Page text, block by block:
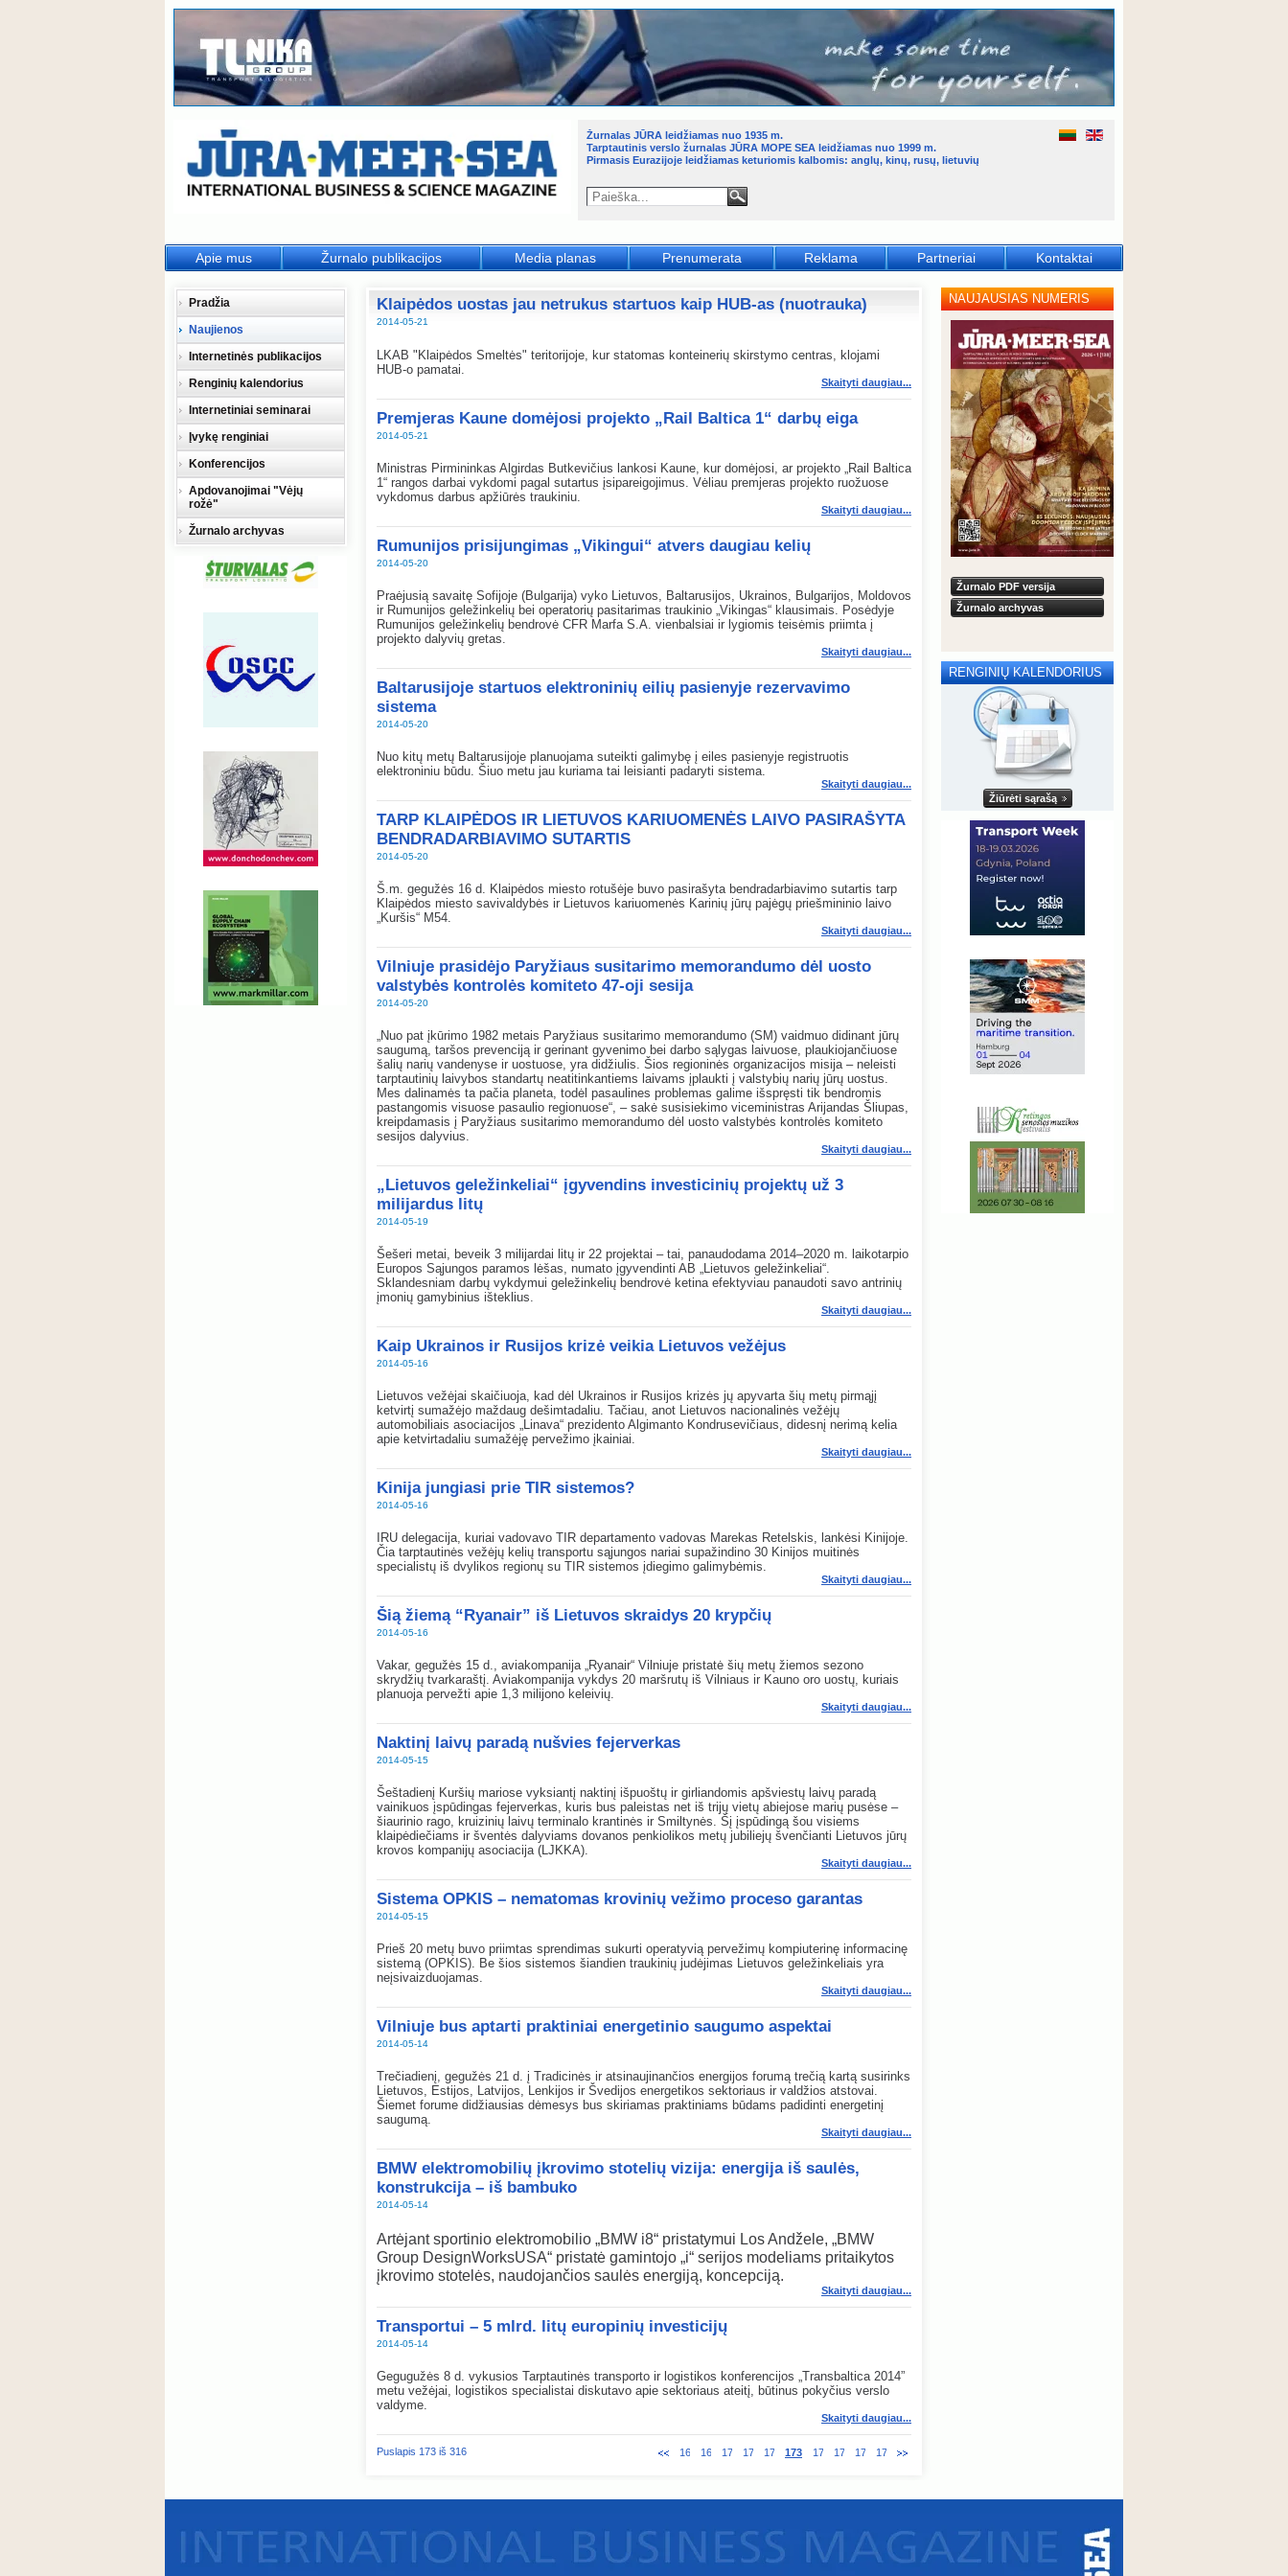
Klaipėdos uostas jau netrukus startuos kaip HUB-as (nuotrauka)
2014-05-21
LKAB "Klaipėdos Smeltės" teritorijoje, kur statomas konteinerių skirstymo centras, klojami
HUB-o pamatai.
Skaityti daugiau...
Premjeras Kaune domėjosi projekto „Rail Baltica 1“ darbų eiga
2014-05-21
Ministras Pirmininkas Algirdas Butkevičius lankosi Kaune, kur domėjosi, ar projekto „Rail Baltica
1“ rangos darbai vykdomi pagal sutartus įsipareigojimus. Vėliau premjeras projekto ruožuose
vykdomus darbus apžiūrės traukiniu.
Skaityti daugiau...
Rumunijos prisijungimas „Vikingui“ atvers daugiau kelių
2014-05-20
Praėjusią savaitę Sofijoje (Bulgarija) vyko Lietuvos, Baltarusijos, Ukrainos, Bulgarijos, Moldovos
ir Rumunijos geležinkelių bei operatorių pasitarimas traukinio „Vikingas“ klausimais. Posėdyje
Rumunijos geležinkelių bendrovė CFR Marfa S.A. vienbalsiai ir lygiomis teisėmis priimta į
projekto dalyvių gretas.
Skaityti daugiau...
Baltarusijoje startuos elektroninių eilių pasienyje rezervavimo
sistema
2014-05-20
Nuo kitų metų Baltarusijoje planuojama suteikti galimybę į eiles pasienyje registruotis
elektroniniu būdu. Šiuo metu jau kuriama tai leisianti padaryti sistema.
Skaityti daugiau...
TARP KLAIPĖDOS IR LIETUVOS KARIUOMENĖS LAIVO PASIRAŠYTA
BENDRADARBIAVIMO SUTARTIS
2014-05-20
Š.m. gegužės 16 d. Klaipėdos miesto rotušėje buvo pasirašyta bendradarbiavimo sutartis tarp
Klaipėdos miesto savivaldybės ir Lietuvos kariuomenės Karinių jūrų pajėgų priešmininio laivo
„Kuršis“ M54.
Skaityti daugiau...
Vilniuje prasidėjo Paryžiaus susitarimo memorandumo dėl uosto
valstybės kontrolės komiteto 47-oji sesija
2014-05-20
„Nuo pat įkūrimo 1982 metais Paryžiaus susitarimo memorandumo (SM) vaidmuo didinant jūrų
saugumą, taršos prevenciją ir gerinant gyvenimo bei darbo sąlygas laivuose, plaukiojančiuose
šalių narių vandenyse ir uostuose, yra didžiulis. Šios regioninės organizacijos misija – neleisti
tarptautinių laivybos standartų neatitinkantiems laivams įplaukti į valstybių narių jūrų uostus.
Mes dalinamės ta pačia planeta, todėl pasaulines problemas galime išspręsti tik bendromis
pastangomis visuose pasaulio regionuose“, – sakė susisiekimo viceministras Arijandas Šliupas,
kreipdamasis į Paryžiaus susitarimo memorandumo dėl uosto valstybės kontrolės komiteto
sesijos dalyvius.
Skaityti daugiau...
„Lietuvos geležinkeliai“ įgyvendins investicinių projektų už 3
milijardus litų
2014-05-19
Šešeri metai, beveik 3 milijardai litų ir 22 projektai – tai, panaudodama 2014–2020 m. laikotarpio
Europos Sąjungos paramos lėšas, numato įgyvendinti AB „Lietuvos geležinkeliai“.
Sklandesniam darbų vykdymui geležinkelių bendrovė ketina efektyviau panaudoti savo antrinių
įmonių gamybinius išteklius.
Skaityti daugiau...
Kaip Ukrainos ir Rusijos krizė veikia Lietuvos vežėjus
2014-05-16
Lietuvos vežėjai skaičiuoja, kad dėl Ukrainos ir Rusijos krizės jų apyvarta šių metų pirmąjį
ketvirtį sumažėjo maždaug dešimtadaliu. Tačiau, anot Lietuvos nacionalinės vežėjų
automobiliais asociacijos „Linava“ prezidento Algimanto Kondrusevičiaus, didesnį nerimą kelia
apie ketvirtadaliu sumažėję pervežimo įkainiai.
Skaityti daugiau...
Kinija jungiasi prie TIR sistemos?
2014-05-16
IRU delegacija, kuriai vadovavo TIR departamento vadovas Marekas Retelskis, lankėsi Kinijoje.
Čia tarptautinės vežėjų kelių transportu sąjungos nariai supažindino 30 Kinijos muitinės
specialistų iš dvylikos regionų su TIR sistemos įdiegimo galimybėmis.
Skaityti daugiau...
Šią žiemą “Ryanair” iš Lietuvos skraidys 20 krypčių
2014-05-16
Vakar, gegužės 15 d., aviakompanija „Ryanair“ Vilniuje pristatė šių metų žiemos sezono
skrydžių tvarkaraštį. Aviakompanija vykdys 20 maršrutų iš Vilniaus ir Kauno oro uostų, kuriais
planuoja pervežti apie 1,3 milijono keleivių.
Skaityti daugiau...
Naktinį laivų paradą nušvies fejerverkas
2014-05-15
Šeštadienį Kuršių mariose vyksiantį naktinį išpuoštų ir girliandomis apšviestų laivų paradą
vainikuos įspūdingas fejerverkas, kuris bus paleistas net iš trijų vietų abiejose marių pusėse –
šiaurinio rago, kruizinių laivų terminalo krantinės ir Smiltynės. Šį įspūdingą šou visiems
klaipėdiečiams ir šventės dalyviams dovanos penkiolikos metų jubiliejų švenčianti Lietuvos jūrų
krovos kompanijų asociacija (LJKKA).
Skaityti daugiau...
Sistema OPKIS – nematomas krovinių vežimo proceso garantas
2014-05-15
Prieš 20 metų buvo priimtas sprendimas sukurti operatyvią pervežimų kompiuterinę informacinę
sistemą (OPKIS). Be šios sistemos šiandien traukinių judėjimas Lietuvos geležinkeliais yra
neįsivaizduojamas.
Skaityti daugiau...
Vilniuje bus aptarti praktiniai energetinio saugumo aspektai
2014-05-14
Trečiadienį, gegužės 21 d. į Tradicinės ir atsinaujinančios energijos forumą trečią kartą susirinks
Lietuvos, Estijos, Latvijos, Lenkijos ir Švedijos energetikos sektoriaus ir valdžios atstovai.
Šiemet forume didžiausias dėmesys bus skiriamas praktiniams būdams padidinti energetinį
saugumą.
Skaityti daugiau...
BMW elektromobilių įkrovimo stotelių vizija: energija iš saulės,
konstrukcija – iš bambuko
2014-05-14
Artėjant sportinio elektromobilio „BMW i8“ pristatymui Los Andžele, „BMW
Group DesignWorksUSA“ pristatė gamintojo „i“ serijos modeliams pritaikytos
įkrovimo stotelės, naudojančios saulės energiją, koncepciją.
Skaityti daugiau...
Transportui – 5 mlrd. litų europinių investicijų
2014-05-14
Gegugužės 8 d. vykusios Tarptautinės transporto ir logistikos konferencijos „Transbaltica 2014”
metu vežėjai, logistikos specialistai diskutavo apie sektoriaus ateitį, būtinus pokyčius verslo
valdyme.
Skaityti daugiau...
Puslapis 173 iš 316 168 169 170 171 172 173 174 175 176 177
Pradžia
Naujienos
Internetinės publikacijos
Renginių kalendorius
Internetiniai seminarai
Įvykę renginiai
Konferencijos
Apdovanojimai "Vėjų
rožė"
Žurnalo archyvas
NAUJAUSIAS NUMERIS
Žurnalo PDF versija
Žurnalo archyvas
RENGINIŲ KALENDORIUS
Žiūrėti sąrašą
Apie mus Žurnalo publikacijos Media planas Prenumerata Reklama Partneriai Kontaktai
Žurnalas JŪRA leidžiamas nuo 1935 m.
Tarptautinis verslo žurnalas JŪRA MOPE SEA leidžiamas nuo 1999 m.
Pirmasis Eurazijoje leidžiamas keturiomis kalbomis: anglų, kinų, rusų, lietuvių